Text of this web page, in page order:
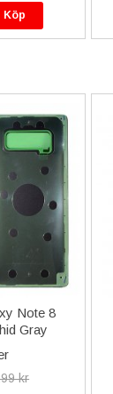
Köp
Note 8
Gray
kr